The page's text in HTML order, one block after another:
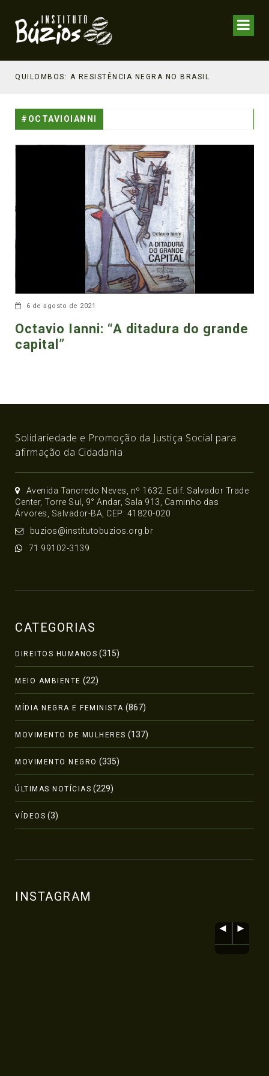
QUILOMBOS: A RESISTÊNCIA NEGRA NO BRASIL
#OCTAVIOIANNI
6 de agosto de 2021
Octavio Ianni: “A ditadura do grande
capital”
Solidariedade e Promoção da Justiça Social para
afirmação da Cidadania
Avenida Tancredo Neves, nº 1632. Edif. Salvador Trade
Center, Torre Sul, 9° Andar, Sala 913, Caminho das
Árvores, Salvador-BA, CEP: 41820-020
buzios@institutobuzios.org.br
71 99102-3139
CATEGORIAS
DIREITOS HUMANOS (315)
MEIO AMBIENTE (22)
MÍDIA NEGRA E FEMINISTA (867)
MOVIMENTO DE MULHERES (137)
MOVIMENTO NEGRO (335)
ÚLTIMAS NOTÍCIAS (229)
VÍDEOS (3)
INSTAGRAM